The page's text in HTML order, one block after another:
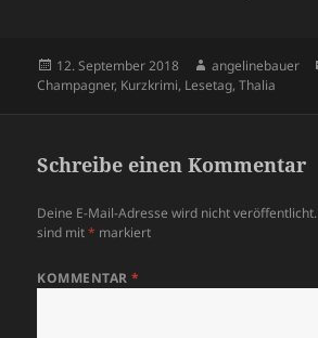
Veröffentlicht
am
12. September 2018 Autor
angelinebauer
Champagner, Kurzkrimi, Lesetag,Thalia
Schreibe einen Kommentar
Deine E-Mail-Adresse wird nicht veröffentlicht.
sind mit* markiert
KOMMENTAR*